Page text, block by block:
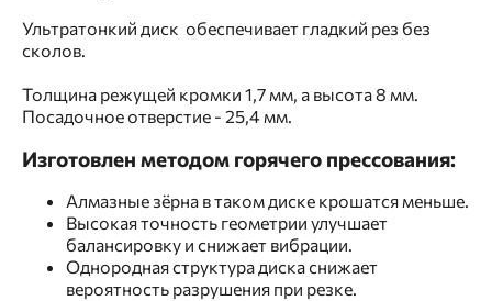
Ультратонкий диск обеспечивает гладкий рез без
сколов.
Толщина режущей кромки 1,7 мм, а высота 8 мм.
Посадочное отверстие - 25,4 мм.
Изготовлен методом горячего прессования:
Алмазные зёрна в таком диске крошатся меньше.
Высокая точность геометрии улучшает
балансировку и снижает вибрации.
Однородная структура диска снижает
вероятность разрушения при резке.